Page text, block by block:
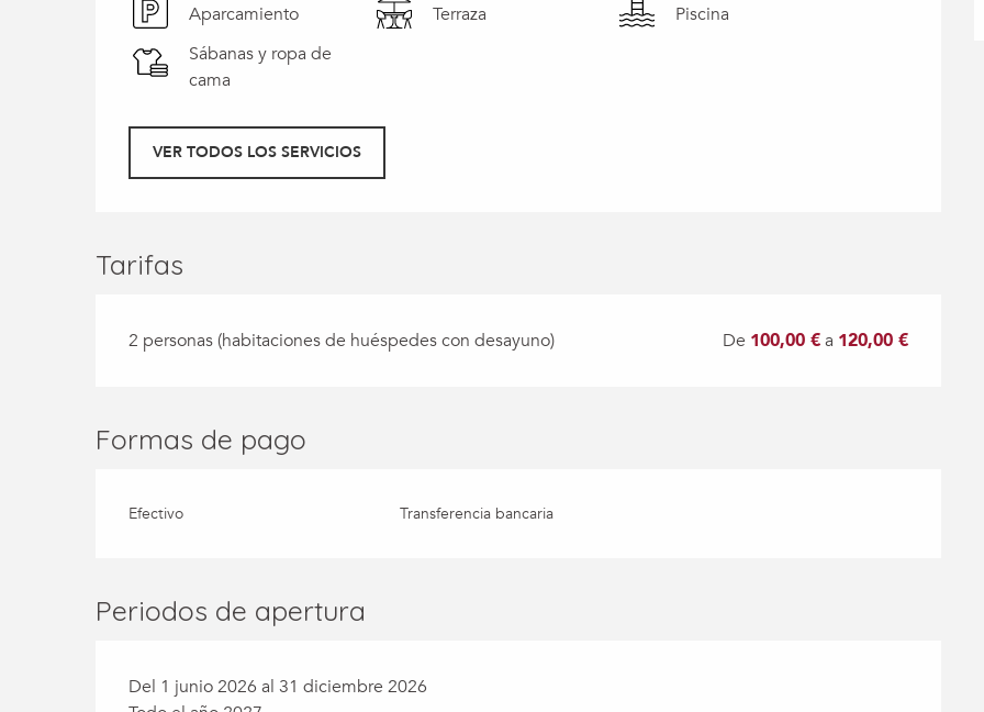
Aparcamiento Terraza
Piscina
Sábanas y ropa de
cama
VER TODOS LOS SERVICIOS
Tarifas
2 personas (habitaciones de huéspedes con desayuno) De 100,00 €a 120,00 €
Formas de pago
Efectivo Transferencia bancaria
Periodos de apertura
Del 1 junio 2026 al 31 diciembre 2026